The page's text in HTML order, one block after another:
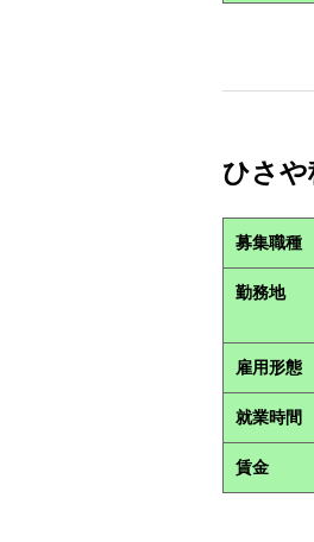
ひさや
募集職種
勤務地
雇用形態
就業時間
賃金